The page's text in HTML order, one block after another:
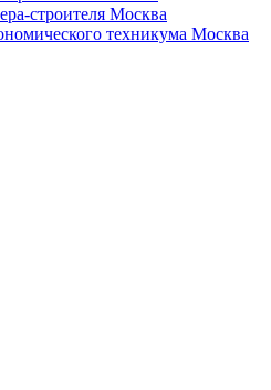
строителя Москва
техникума Москва